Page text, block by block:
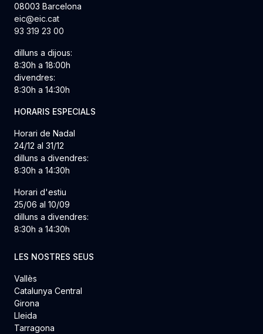
08003 Barcelona
eic@eic.cat
93 319 23 00
dilluns a dijous:
8:30h a 18:00h
divendres:
8:30h a 14:30h
HORARIS ESPECIALS
Horari de Nadal
24/12 al 31/12
dilluns a divendres:
8:30h a 14:30h
Horari d'estiu
25/06 al 10/09
dilluns a divendres:
8:30h a 14:30h
LES NOSTRES SEUS
Vallès
Catalunya Central
Girona
Lleida
Tarragona